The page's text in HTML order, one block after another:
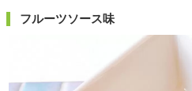
フルーツソース味